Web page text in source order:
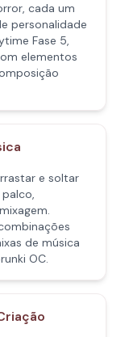
cada um
personalidade
Fase 5,
elementos
e soltar
de música
OC.